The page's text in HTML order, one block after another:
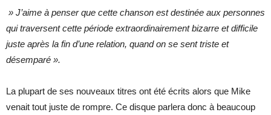
» J’aime à penser que cette chanson est destinée aux personnes
qui traversent cette période extraordinairement bizarre et difficile
juste après la fin d’une relation, quand on se sent triste et
désemparé ».
La plupart de ses nouveaux titres ont été écrits alors que Mike
venait tout juste de rompre. Ce disque parlera donc à beaucoup